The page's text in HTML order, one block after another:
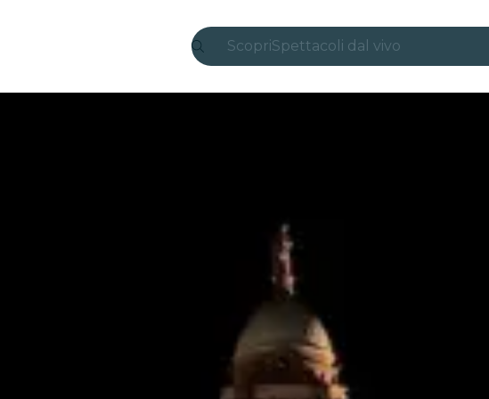
ScopriSpettacoli dal vivo
San Paolo
Mostre
Seoul
Tour città